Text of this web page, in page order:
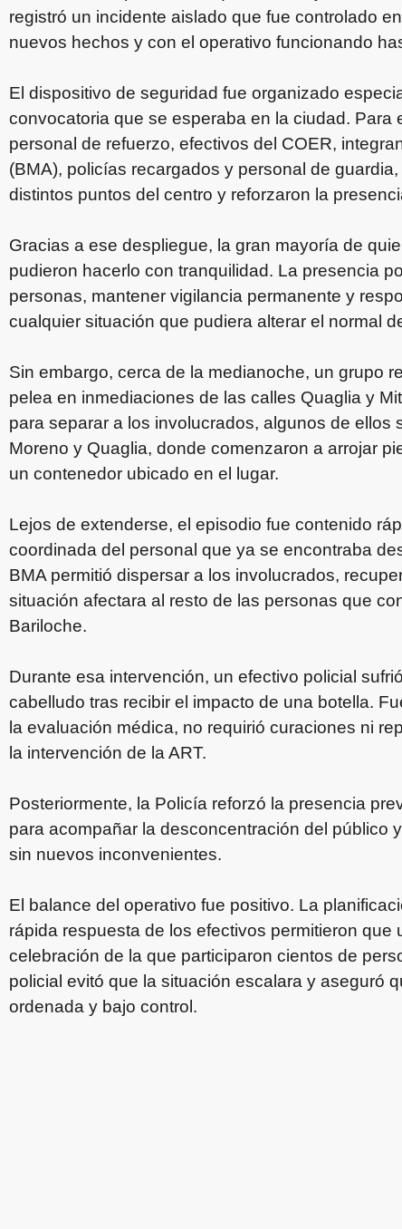
registró un incidente aislado que fue controlado
nuevos hechos y con el operativo funcionando
El dispositivo de seguridad fue organizado
convocatoria que se esperaba en la ciudad. Para
personal de refuerzo, efectivos del COER,
(BMA), policías recargados y personal de
distintos puntos del centro y reforzaron la
Gracias a ese despliegue, la gran mayoría de
pudieron hacerlo con tranquilidad. La presencia
personas, mantener vigilancia permanente y
cualquier situación que pudiera alterar el normal
Sin embargo, cerca de la medianoche, un grupo
pelea en inmediaciones de las calles Quaglia y
para separar a los involucrados, algunos de ellos
Moreno y Quaglia, donde comenzaron a arrojar
un contenedor ubicado en el lugar.
Lejos de extenderse, el episodio fue contenido
coordinada del personal que ya se encontraba
BMA permitió dispersar a los involucrados,
situación afectara al resto de las personas que
Bariloche.
Durante esa intervención, un efectivo policial
cabelludo tras recibir el impacto de una botella.
la evaluación médica, no requirió curaciones ni
la intervención de la ART.
Posteriormente, la Policía reforzó la presencia
para acompañar la desconcentración del público
sin nuevos inconvenientes.
El balance del operativo fue positivo. La
rápida respuesta de los efectivos permitieron que
celebración de la que participaron cientos de
policial evitó que la situación escalara y aseguró
ordenada y bajo control.